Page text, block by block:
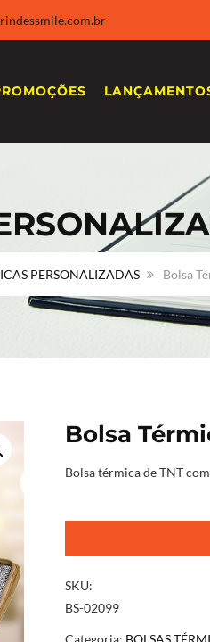
PERSONALIZADAS Bolsa
Bolsa
Bolsa térmica de TNT
TNT
quantidade
SKU:
BS-02099
Categoria: BOLSAS